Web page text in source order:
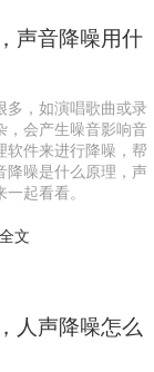
声音降噪用什
多，如演唱歌曲或录
，会产生噪音影响音
软件来进行降噪，帮
降噪是什么原理，声
起看看。
文
人声降噪怎么